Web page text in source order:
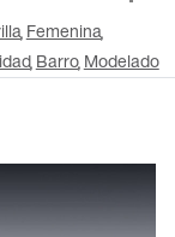
Femenina
Barro Modelado